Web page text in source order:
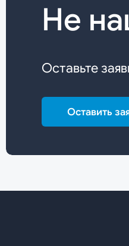
Не
Оставьте
Оставить